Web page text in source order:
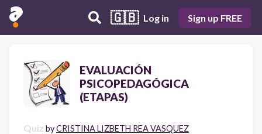
🇬🇧 Log in Sign up FREE
EVALUACIÓN
PSICOPEDAGÓGICA
(ETAPAS)
Quiz byCRISTINA LIZBETH REA VASQUEZ